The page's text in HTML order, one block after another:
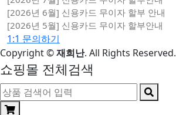
[2026년 6월] 신용카드 무이자 할부 안내
[2026년 5월] 신용카드 무이자 할부안내
1:1 문의하기
Copyright©재희난. All Rights Reserved.
쇼핑몰 전체검색